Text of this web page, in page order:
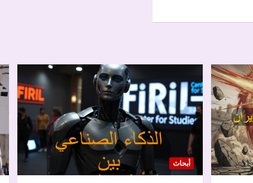
أبحاث